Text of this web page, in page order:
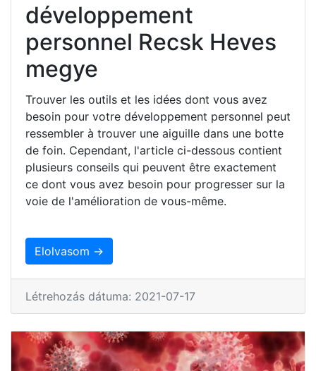
développement
personnel Recsk Heves
megye
Trouver les outils et les idées dont vous avez
besoin pour votre développement personnel peut
ressembler à trouver une aiguille dans une botte
de foin. Cependant, l'article ci-dessous contient
plusieurs conseils qui peuvent être exactement
ce dont vous avez besoin pour progresser sur la
voie de l'amélioration de vous-même.
Elolvasom →
Létrehozás dátuma: 2021-07-17